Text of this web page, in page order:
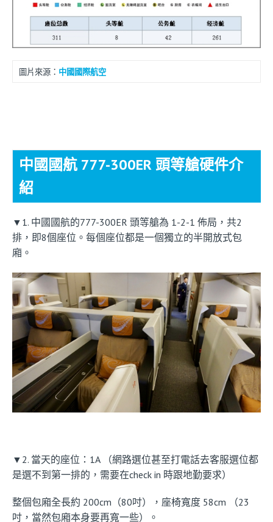
圖片來源： 中國國際航空
中國國航 777-300ER 頭等艙硬件介
紹
▼1. 中國國航的777-300ER 頭等艙為 1-2-1 佈局，共2
排，即8個座位。每個座位都是一個獨立的半開放式包
廂。
▼2. 當天的座位：1A （網路選位甚至打電話去客服選位都
是選不到第一排的，需要在check in 時跟地勤要求）
整個包廂全長約 200cm（80吋），座椅寬度 58cm （23
吋，當然包廂本身要再寬一些）。